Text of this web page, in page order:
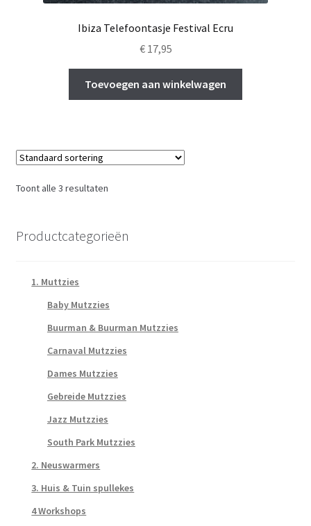
Ibiza Telefoontasje Festival Ecru
€17,95
Toevoegen aan winkelwagen
Toont alle 3 resultaten
Productcategorieën
1. Muttzies
Baby Mutzzies
Buurman & Buurman Mutzzies
Carnaval Mutzzies
Dames Mutzzies
Gebreide Mutzzies
Jazz Mutzzies
South Park Mutzzies
2. Neuswarmers
3. Huis & Tuin spullekes
4 Workshops